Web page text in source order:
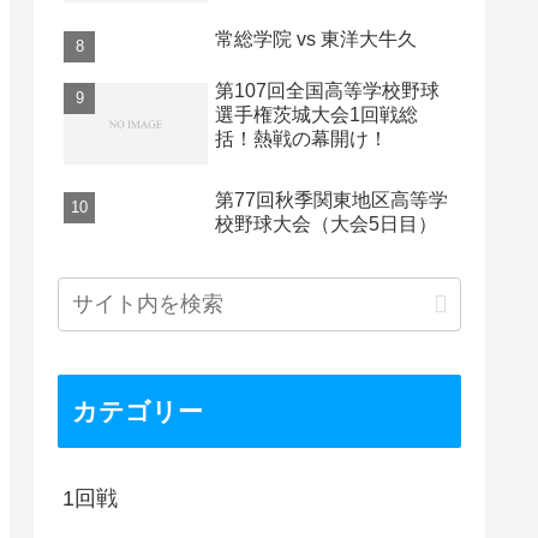
常総学院 vs 東洋大牛久
第107回全国高等学校野球
選手権茨城大会1回戦総
括！熱戦の幕開け！
第77回秋季関東地区高等学
校野球大会（大会5日目）
カテゴリー
1回戦